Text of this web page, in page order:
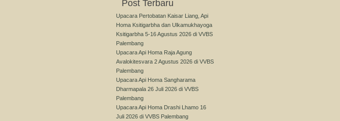
Post Terbaru
Upacara Pertobatan Kaisar Liang, Api
Homa Ksitigarbha dan Ulkamukhayoga
Ksitigarbha 5-16 Agustus 2026 di VVBS
Palembang
Upacara Api Homa Raja Agung
Avalokitesvara 2 Agustus 2026 di VVBS
Palembang
Upacara Api Homa Sangharama
Dharmapala 26 Juli 2026 di VVBS
Palembang
Upacara Api Homa Drashi Lhamo 16
Juli 2026 di VVBS Palembang